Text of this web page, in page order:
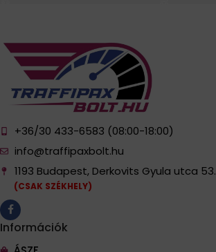
+36/30 433-6583 (08:00-18:00)
info@traffipaxbolt.hu
1193 Budapest, Derkovits Gyula utca 53.
(CSAK SZÉKHELY)
Információk